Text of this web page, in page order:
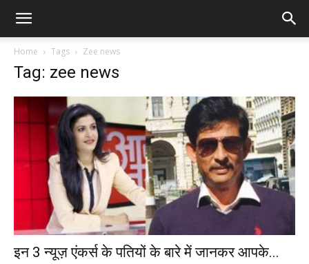
Home Tags Zee news
Tag: zee news
इन 3 न्यूज़ एंकर्स के पतियों के बारे में जानकर आपके...